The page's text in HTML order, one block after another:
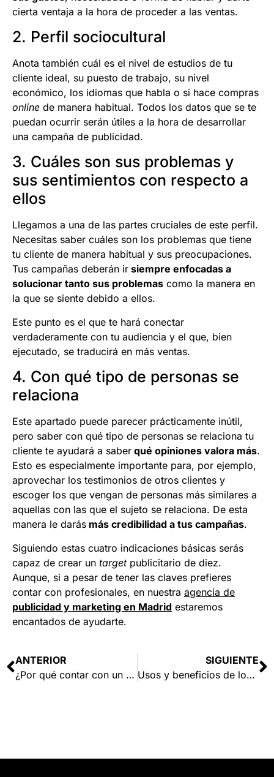
cierta ventaja a la hora de proceder a las ventas.
2. Perfil sociocultural
Anota también cuál es el nivel de estudios de tu
cliente ideal, su puesto de trabajo, su nivel
económico, los idiomas que habla o si hace compras
online de manera habitual. Todos los datos que se te
puedan ocurrir serán útiles a la hora de desarrollar
una campaña de publicidad.
3. Cuáles son sus problemas y
sus sentimientos con respecto a
ellos
Llegamos a una de las partes cruciales de este perfil.
Necesitas saber cuáles son los problemas que tiene
tu cliente de manera habitual y sus preocupaciones.
Tus campañas deberán ir siempre enfocadas a
solucionar tanto sus problemas como la manera en
la que se siente debido a ellos.
Este punto es el que te hará conectar
verdaderamente con tu audiencia y el que, bien
ejecutado, se traducirá en más ventas.
4. Con qué tipo de personas se
relaciona
Este apartado puede parecer prácticamente inútil,
pero saber con qué tipo de personas se relaciona tu
cliente te ayudará a saber qué opiniones valora más.
Esto es especialmente importante para, por ejemplo,
aprovechar los testimonios de otros clientes y
escoger los que vengan de personas más similares a
aquellas con las que el sujeto se relaciona. De esta
manera le darás más credibilidad a tus campañas.
Siguiendo estas cuatro indicaciones básicas serás
capaz de crear un targetpublicitario de diez.
Aunque, si a pesar de tener las claves prefieres
contar con profesionales, en nuestra agencia de
publicidad y marketing en Madrid estaremos
encantados de ayudarte.
ANTERIOR
¿Por qué contar con un director de arte en una campaña de marketing?
SIGUIENTE
Usos y beneficios de los códigos QR en la publicidad exterior